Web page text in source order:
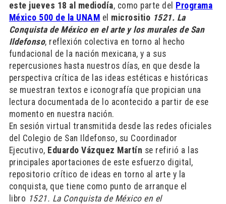
este jueves 18 al mediodía, como parte del Programa
México 500 de la UNAM el micrositio 1521. La
Conquista de México en el arte y los murales de San
Ildefonso, reflexión colectiva en torno al hecho
fundacional de la nación mexicana, y a sus
repercusiones hasta nuestros días, en que desde la
perspectiva crítica de las ideas estéticas e históricas
se muestran textos e iconografía que propician una
lectura documentada de lo acontecido a partir de ese
momento en nuestra nación.
En sesión virtual transmitida desde las redes oficiales
del Colegio de San Ildefonso, su Coordinador
Ejecutivo, Eduardo Vázquez Martín se refirió a las
principales aportaciones de este esfuerzo digital,
repositorio crítico de ideas en torno al arte y la
conquista, que tiene como punto de arranque el
libro 1521. La Conquista de México en el